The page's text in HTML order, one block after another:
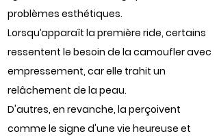
problèmes esthétiques.
Lorsqu’apparaît la première ride, certains
ressentent le besoin de la camoufler avec
empressement, car elle trahit un
relâchement de la peau.
D'autres, en revanche, la perçoivent
comme le signe d'une vie heureuse et